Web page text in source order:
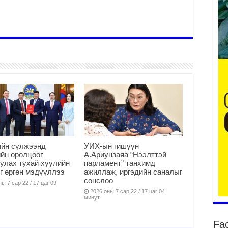
сүлжээнд
оролцоог
тухай хуулийн
өргөн мэдүүллээ
7 сар 22 / 17 цаг 09
УИХ-ын гишүүн
А.Ариунзаяа “Нээлттэй
парламент” танхимд
ажиллаж, иргэдийн саналыг
сонслоо
2026 оны 7 сар 22 / 17 цаг 04
минут